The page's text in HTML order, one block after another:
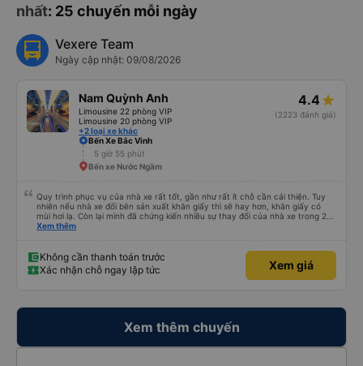
nhất: 25 chuyến mỗi ngày
Vexere Team
Ngày cập nhật: 09/08/2026
Nam Quỳnh Anh
Limousine 22 phòng VIP
Limousine 20 phòng VIP
+2 loại xe khác
4.4
(2223 đánh giá)
Bến Xe Bắc Vinh
5 giờ 55 phút
Bến xe Nước Ngầm
Quy trình phục vụ của nhà xe rất tốt, gần như rất ít chỗ cần cải thiện. Tuy
nhiên nếu nhà xe đổi bên sản xuất khăn giấy thì sẽ hay hơn, khăn giấy có
mùi hơi lạ. Còn lại mình đã chứng kiến nhiều sự thay đổi của nhà xe trong 2
tháng vừa rồi: tài xế và phụ xe ngày càng thân thiện, quy trình phục vụ rõ
Xem thêm
Không cần thanh toán trước
Xác nhận chỗ ngay lập tức
Xem giá
Xem thêm chuyến